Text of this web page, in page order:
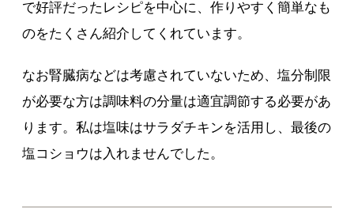
で好評だったレシピを中心に、作りやすく簡単なも
のをたくさん紹介してくれています。
なお腎臓病などは考慮されていないため、塩分制限
が必要な方は調味料の分量は適宜調節する必要があ
ります。私は塩味はサラダチキンを活用し、最後の
塩コショウは入れませんでした。